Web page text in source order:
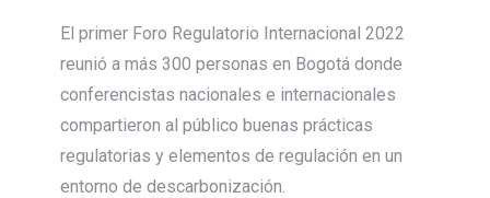
El primer Foro Regulatorio Internacional 2022
reunió a más 300 personas en Bogotá donde
conferencistas nacionales e internacionales
compartieron al público buenas prácticas
regulatorias y elementos de regulación en un
entorno de descarbonización.